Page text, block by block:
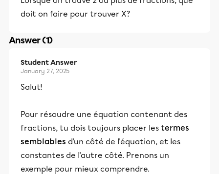
doit on faire pour trouver X?
Answer (1)
Student Answer
January 27, 2025
Salut!
Pour résoudre une équation contenant des
fractions, tu dois toujours placer les termes
semblables d'un côté de l'équation, et les
constantes de l'autre côté. Prenons un
exemple pour mieux comprendre.